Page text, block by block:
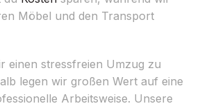
Möbel und den Transport
einen stressfreien Umzug zu
legen wir großen Wert auf eine
Arbeitsweise. Unsere